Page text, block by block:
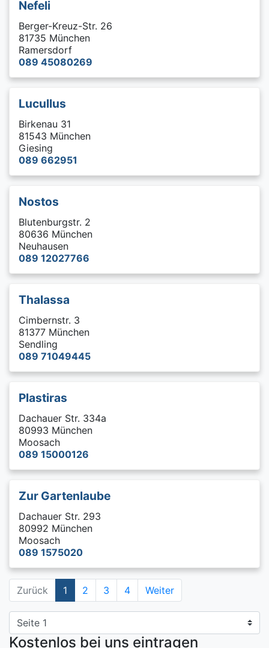
Nefeli
Berger-Kreuz-Str. 26
81735 München
Ramersdorf
089 45080269
Lucullus
Birkenau 31
81543 München
Giesing
089 662951
Nostos
Blutenburgstr. 2
80636 München
Neuhausen
089 12027766
Thalassa
Cimbernstr. 3
81377 München
Sendling
089 71049445
Plastiras
Dachauer Str. 334a
80993 München
Moosach
089 15000126
Zur Gartenlaube
Dachauer Str. 293
80992 München
Moosach
089 1575020
Zurück 1 2 3 4 Weiter
Kostenlos bei uns eintragen